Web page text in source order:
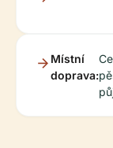
Místní
doprava: